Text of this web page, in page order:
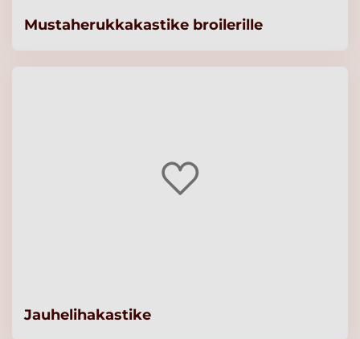
Mustaherukkakastike broilerille
Jauhelihakastike